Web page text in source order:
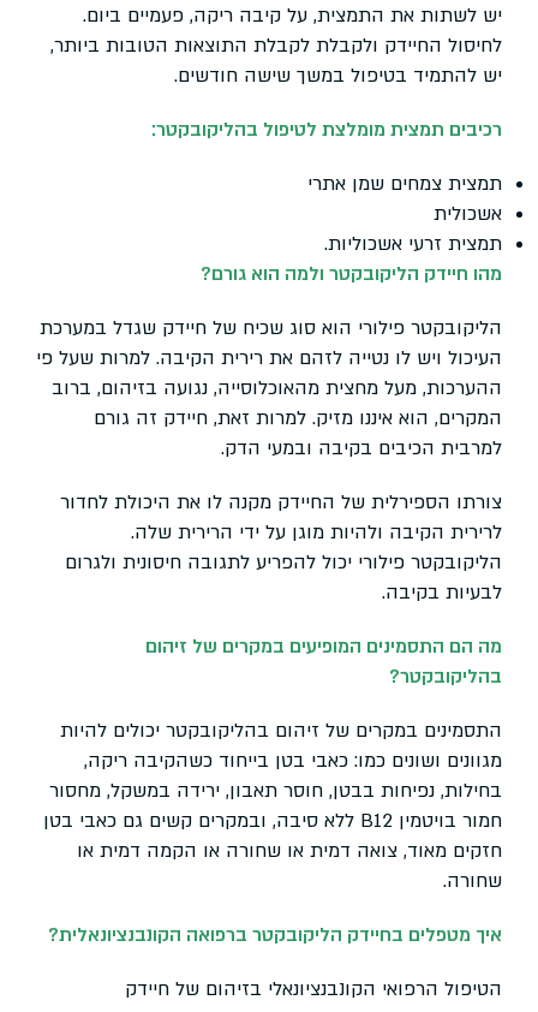
יש לשתות את התמצית, על קיבה ריקה, פעמיים ביום.
לחיסול החיידק ולקבלת לקבלת התוצאות הטובות ביותר,
יש להתמיד בטיפול במשך שישה חודשים.
רכיבים תמצית מומלצת לטיפול בהליקובקטר:
תמצית צמחים שמן אתרי
אשכולית
תמצית זרעי אשכוליות.
מהו חיידק הליקובקטר ולמה הוא גורם?
הליקובקטר פילורי הוא סוג שכיח של חיידק שגדל במערכת
העיכול ויש לו נטייה לזהם את רירית הקיבה. למרות שעל פי
ההערכות, מעל מחצית מהאוכלוסייה, נגועה בזיהום, ברוב
המקרים, הוא איננו מזיק. למרות זאת, חיידק זה גורם
למרבית הכיבים בקיבה ובמעי הדק.
צורתו הספירלית של החיידק מקנה לו את היכולת לחדור
לרירית הקיבה ולהיות מוגן על ידי הרירית שלה.
הליקובקטר פילורי יכול להפריע לתגובה חיסונית ולגרום
לבעיות בקיבה.
מה הם התסמינים המופיעים במקרים של זיהום
בהליקובקטר?
התסמינים במקרים של זיהום בהליקובקטר יכולים להיות
מגוונים ושונים כמו: כאבי בטן בייחוד כשהקיבה ריקה,
בחילות, נפיחות בבטן, חוסר תאבון, ירידה במשקל, מחסור
חמור בויטמין B12 ללא סיבה, ובמקרים קשים גם כאבי בטן
חזקים מאוד, צואה דמית או שחורה או הקמה דמית או
שחורה.
איך מטפלים בחיידק הליקובקטר ברפואה הקונבנציונאלית?
הטיפול הרפואי הקונבנציונאלי בזיהום של חיידק